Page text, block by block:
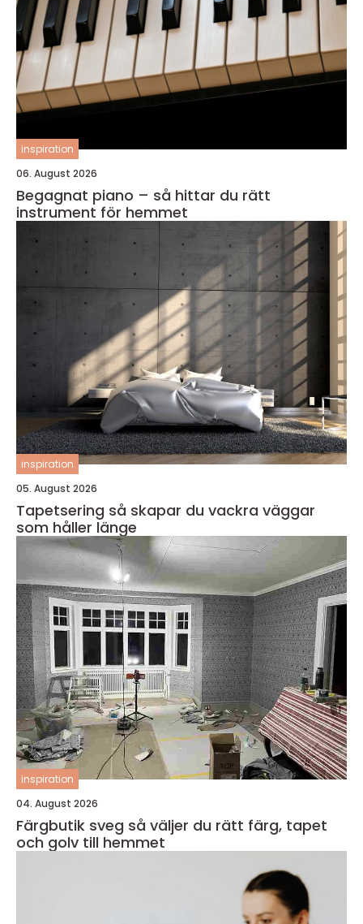
inspiration
06. August 2026
Begagnat piano – så hittar du rätt
instrument för hemmet
inspiration
05. August 2026
Tapetsering så skapar du vackra väggar
som håller länge
inspiration
04. August 2026
Färgbutik sveg så väljer du rätt färg, tapet
och golv till hemmet